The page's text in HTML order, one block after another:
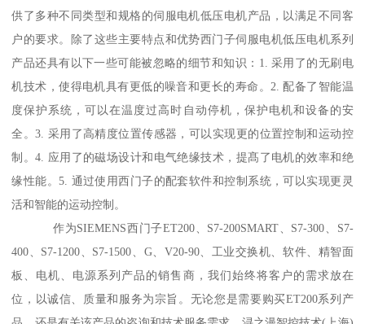
供了多种不同类型和规格的伺服电机低压电机产品，以满足不同客
户的要求。除了这些主要特点和优势西门子伺服电机低压电机系列
产品还具有以下一些可能被忽略的细节和知识：1. 采用了的无刷电
机技术，使得电机具有更低的噪音和更长的寿命。2. 配备了智能温
度保护系统，可以在温度过高时自动停机，保护电机和设备的安
全。3. 采用了高精度位置传感器，可以实现更的位置控制和运动控
制。4. 应用了的磁场设计和电气绝缘技术，提髙了电机的效率和绝
缘性能。5. 通过使用西门子的配套软件和控制系统，可以实现更灵
活和智能的运动控制。
作为SIEMENS西门子ET200、S7-200SMART、S7-300、S7-
400、S7-1200、S7-1500、G、V20-90、工业交换机、软件、精智面
板、电机、电源系列产品的销售商，我们始终将客户的需求放在
位，以诚信、质量和服务为宗旨。无论您是需要购买ET200系列产